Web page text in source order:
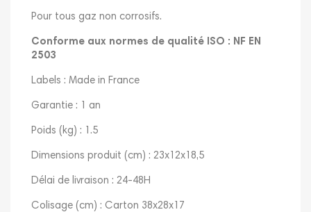
Pour tous gaz non corrosifs.
Conforme aux normes de qualité ISO : NF EN
2503
Labels : Made in France
Garantie : 1 an
Poids (kg) : 1.5
Dimensions produit (cm) : 23x12x18,5
Délai de livraison : 24-48H
Colisage (cm) : Carton 38x28x17